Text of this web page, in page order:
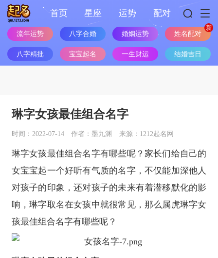
首页 星座 运势 配对
流年运势 八字合婚 婚姻运势 姓名配对
八字精批 宝宝起名 一生财运 结婚吉日
琳字女孩最佳组合名字
时间：2022-07-14 作者：墨九渊 来源：1212起名网
琳字女孩最佳组合名字有哪些呢？家长们给自己的
女宝宝起一个好听有气质的名字，不仅能加深他人
对孩子的印象，还对孩子的未来有着潜移默化的影
响，琳字取名在女孩中就很常见，那么属虎琳字女
孩最佳组合名字有哪些呢？